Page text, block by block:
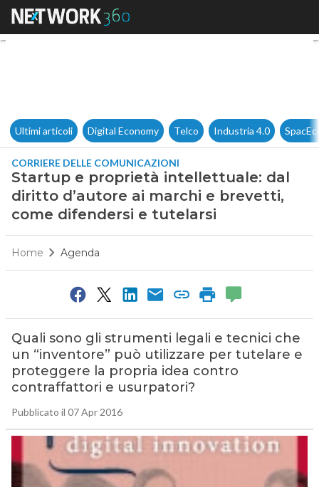
Startup e proprietà
Ultimi articoli Digital Economy Telco Industria 4.0
CORRIERE DELLE COMUNICAZIONI
Startup e proprietà intellettuale: dal
diritto d’autore ai marchi e brevetti,
come difendersi e tutelarsi
Home Agenda
Quali sono gli strumenti legali e tecnici che
un “inventore” può utilizzare per tutelare e
proteggere la propria idea contro
contraffattori e usurpatori?
Pubblicato il 07 Apr 2016